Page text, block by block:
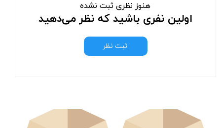
هنوز نظری ثبت نشده
اولین نفری باشید که نظر می‌دهید
ثبت نظر